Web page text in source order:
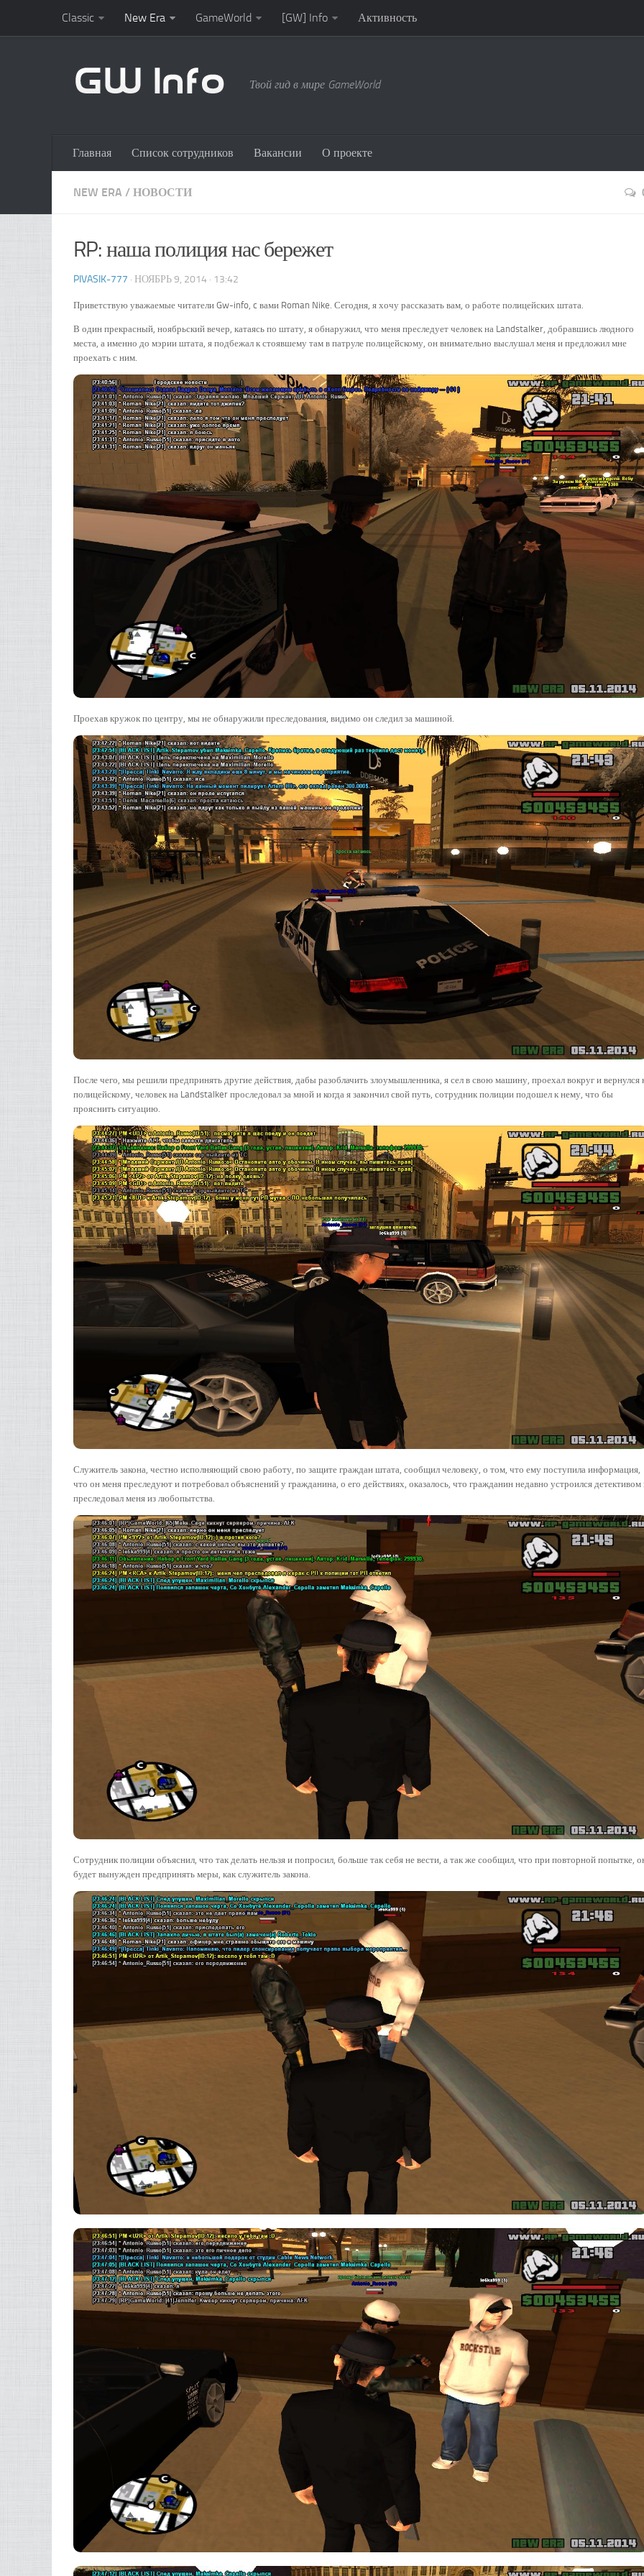
Classic New Era GameWorld [GW] Info Активность
Твой гид в мире GameWorld
Главная Список сотрудников Вакансии О проекте
NEW ERA / НОВОСТИ
RP: наша полиция нас бережет
PIVASIK-777 · НОЯБРЬ 9, 2014 · 13:42
Приветствую уважаемые читатели Gw-info, c вами Roman Nike. Сегодня, я хочу рассказать вам, о работе полицейских штата.
В один прекрасный, ноябрьский вечер, катаясь по штату, я обнаружил, что меня преследует человек на Landstalker, добравшись людного
места, а именно до мэрии штата, я подбежал к стоявшему там в патруле полицейскому, он внимательно выслушал меня и предложил мне
проехать с ним.
Проехав кружок по центру, мы не обнаружили преследования, видимо он следил за машиной.
После чего, мы решили предпринять другие действия, дабы разоблачить злоумышленника, я сел в свою машину, проехал вокруг и вернулся
полицейскому, человек на Landstalker проследовал за мной и когда я закончил свой путь, сотрудник полиции подошел к нему, что бы
прояснить ситуацию.
Служитель закона, честно исполняющий свою работу, по защите граждан штата, сообщил человеку, о том, что ему поступила информация,
что он меня преследуют и потребовал объяснений у гражданина, о его действиях, оказалось, что гражданин недавно устроился детективом
преследовал меня из любопытства.
Сотрудник полиции объяснил, что так делать нельзя и попросил, больше так себя не вести, а так же сообщил, что при повторной попытке,
будет вынужден предпринять меры, как служитель закона.